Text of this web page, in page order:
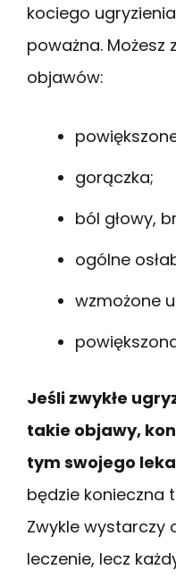
kociego
poważna. Możesz
objawów:
gorączka;
ból głowy,
ogólne
wzmożone
Jeśli zwykłe
takie objawy,
tym swojego
będzie konieczna
Zwykle wystarczy
leczenie, lecz